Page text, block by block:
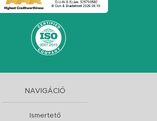
NAVIGÁCIÓ
Ismertető